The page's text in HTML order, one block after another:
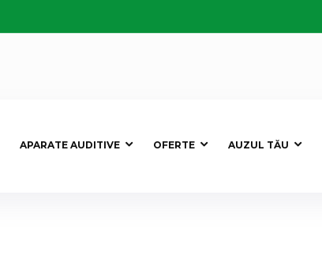
APARATE AUDITIVE OFERTE AUZUL TĂU